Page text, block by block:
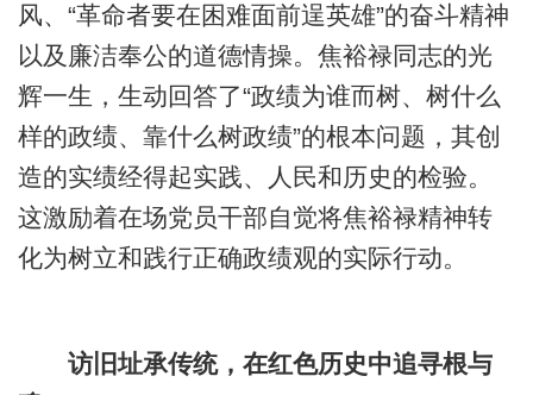
风、“革命者要在困难面前逞英雄”的奋斗精神
以及廉洁奉公的道德情操。焦裕禄同志的光
辉一生，生动回答了“政绩为谁而树、树什么
样的政绩、靠什么树政绩”的根本问题，其创
造的实绩经得起实践、人民和历史的检验。
这激励着在场党员干部自觉将焦裕禄精神转
化为树立和践行正确政绩观的实际行动。
访旧址承传统，在红色历史中追寻根与